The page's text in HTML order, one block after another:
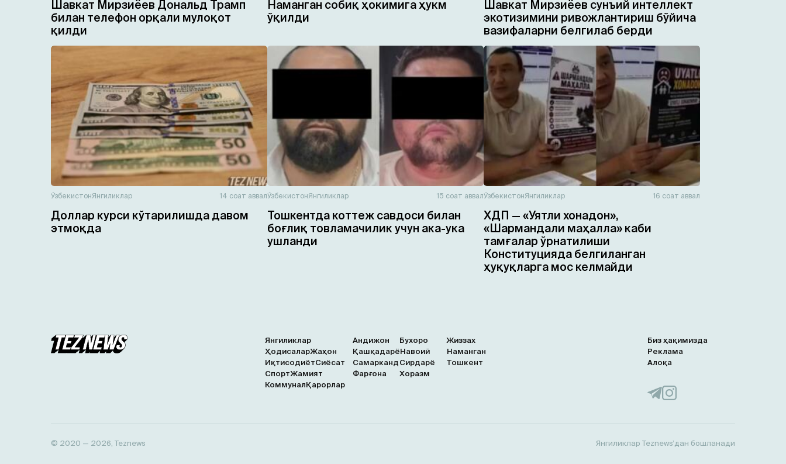
Шавкат Мирзиёев Дональд Трамп
билан телефон орқали мулоқот
қилди
Наманган собиқ ҳокимига ҳукм
ўқилди
Шавкат Мирзиёев сунъий интеллект
экотизимини ривожлантириш бўйича
вазифаларни белгилаб берди
ЎзбекистонЯнгиликлар 14 соат аввал
Доллар курси кўтарилишда давом
этмоқда
ЎзбекистонЯнгиликлар 15 соат аввал
Тошкентда коттеж савдоси билан
боғлиқ товламачилик учун ака-ука
ушланди
ЎзбекистонЯнгиликлар 16 соат аввал
ХДП — «Уятли хонадон»,
«Шармандали маҳалла» каби
тамғалар ўрнатилиши
Конституцияда белгиланган
ҳуқуқларга мос келмайди
Янгиликлар
ҲодисаларЖаҳон
ИқтисодиётСиёсат
СпортЖамият
КоммуналҚарорлар
Андижон Бухоро
Жиззах
ҚашқадарёНавоий
Наманган
Самарканд Сирдарё
Тошкент
Фарғона
Хоразм
Биз ҳақимизда
Реклама
Алоқа
© 2020 — 2026, Teznews Янгиликлар Teznews’дан бошланади